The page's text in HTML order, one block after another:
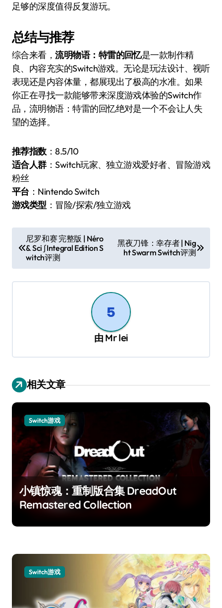
足够的深度值得反复游玩。
总结与推荐
综合来看，流明物语：特雷的回忆是一款制作精
良、内容充实的Switch游戏。无论是玩法设计、视听
表现还是内容体量，都展现出了极高的水准。如果
你正在寻找一款能够带来深度游戏体验的Switch作
品，流明物语：特雷的回忆绝对是一个不会让人失
望的选择。
推荐指数：8.5/10
适合人群：Switch玩家、独立游戏爱好者、冒险游戏
粉丝
平台 ：Nintendo Switch
游戏类型 ：冒险/探索/独立游戏
章
导
航
尼罗和赛 完整版 | Néro
& Sci ∫ Integral Edition S
witch评测
黑夜刀锋：幸存者 | Nig
ht Swarm Switch评测
由 Mr lei
相关文章
Switch游戏
小镇惊魂：重制版合集 DreadOut
Remastered Collection
Switch游戏